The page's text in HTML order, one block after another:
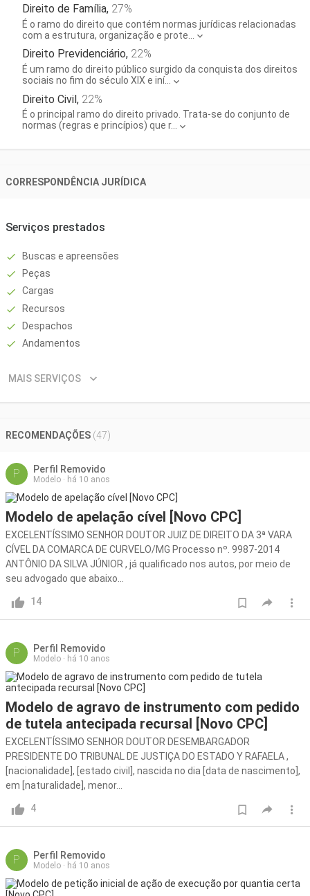
Direito de Família, 27%
É o ramo do direito que contém normas jurídicas relacionadas
com a estrutura, organização e prote...
Direito Previdenciário, 22%
É um ramo do direito público surgido da conquista dos direitos
sociais no fim do século XIX e iní...
Direito Civil, 22%
É o principal ramo do direito privado. Trata-se do conjunto de
normas (regras e princípios) que r...
CORRESPONDÊNCIA JURÍDICA
Serviços prestados
Buscas e apreensões
Peças
Cargas
Recursos
Despachos
Andamentos
MAIS SERVIÇOS
RECOMENDAÇÕES (47)
P Perfil Removido
Modelo · há 10 anos
Modelo de apelação cível [Novo CPC]
EXCELENTÍSSIMO SENHOR DOUTOR JUIZ DE DIREITO DA 3ª VARA
CÍVEL DA COMARCA DE CURVELO/MG Processo nº. 9987-2014
ANTÔNIO DA SILVA JÚNIOR , já qualificado nos autos, por meio de
seu advogado que abaixo...
14
P Perfil Removido
Modelo · há 10 anos
Modelo de agravo de instrumento com pedido
de tutela antecipada recursal [Novo CPC]
EXCELENTÍSSIMO SENHOR DOUTOR DESEMBARGADOR
PRESIDENTE DO TRIBUNAL DE JUSTIÇA DO ESTADO Y RAFAELA ,
[nacionalidade], [estado civil], nascida no dia [data de nascimento],
em [naturalidade], menor...
4
P Perfil Removido
Modelo · há 10 anos